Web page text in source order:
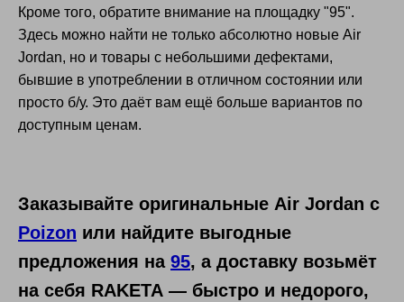
Кроме того, обратите внимание на площадку "95".
Здесь можно найти не только абсолютно новые Air
Jordan, но и товары с небольшими дефектами,
бывшие в употреблении в отличном состоянии или
просто б/у. Это даёт вам ещё больше вариантов по
доступным ценам.
Заказывайте оригинальные Air Jordan с
Poizon или найдите выгодные
предложения на 95, а доставку возьмёт
на себя RAKETA — быстро и недорого,
Оформляй доставку
Зарегистрироваться
©RAKETA 2026. Все права защищены
Политика обработки персональных данных
Юридические документы
Вход в личный кабинет